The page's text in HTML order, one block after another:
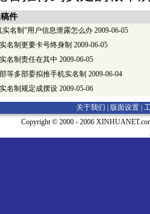
件
实名制”用户信息泄露怎么办 2009-06-05
名制更要卡号终身制 2009-06-05
名制责任在其中 2009-06-05
等多部委拟推手机实名制 2009-06-04
名制规定成摆设 2009-05-06
关于我们 | 版面设置
Copyright © 2000 - 2006